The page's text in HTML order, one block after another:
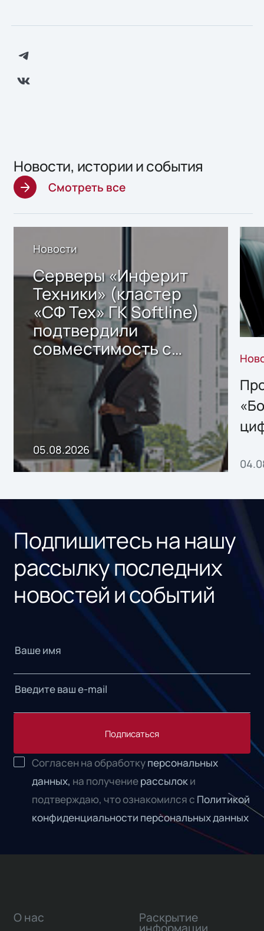
Новости, истории и события
Смотреть все
Новости
Серверы «Инферит
Техники» (кластер
«СФ Тех» ГК Softline)
подтвердили
совместимость с
решением Sharx
Storage 2.x для
хранения данных
05.08.2026
Подпишитесь на нашу
рассылку последних
новостей и событий
Подписаться
Согласен на обработкуперсональных
данных, на получениерассылоки
подтверждаю, что ознакомился с Политикой
конфиденциальности персональных данных
О нас Раскрытие
информации